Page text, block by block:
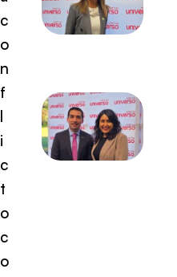
c
o
n
f
l
i
c
t
o
c
o